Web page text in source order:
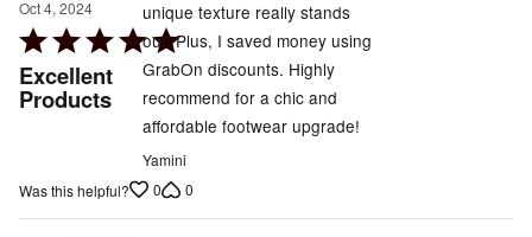
Oct 4, 2024
Rated
5
out
Excellent
Products
unique texture really stands
out. Plus, I saved money using
GrabOn discounts. Highly
recommend for a chic and
affordable footwear upgrade!
Yamini
Was this helpful?
0 0